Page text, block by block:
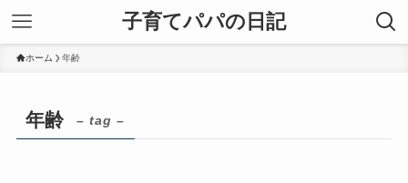
子育てパパの日記
ホーム 年齢
年齢 – tag –